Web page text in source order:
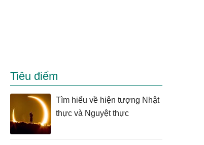
Tiêu điểm
Tìm hiểu về hiện tượng Nhật
thực và Nguyệt thực